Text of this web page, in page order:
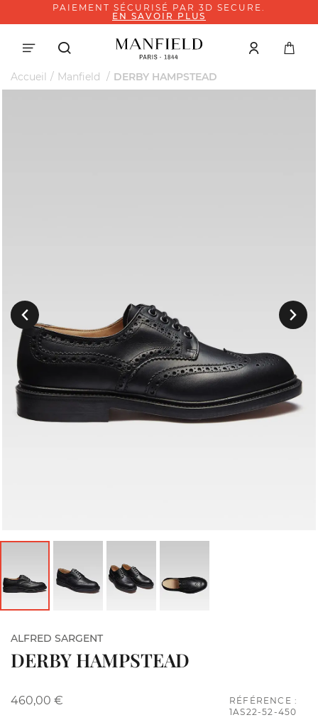
PAIEMENT SÉCURISÉ PAR 3D SECURE.
EN SAVOIR PLUS
Accueil Manfield DERBY HAMPSTEAD
Précedent Suivant
ALFRED SARGENT
DERBY HAMPSTEAD
460,00 €
RÉFÉRENCE :
1AS22-52-450